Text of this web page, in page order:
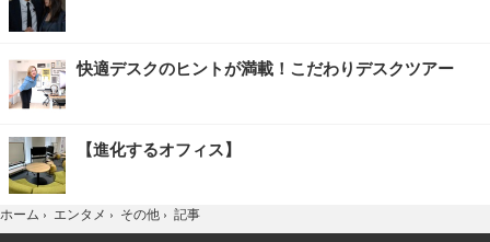
快適デスクのヒントが満載！こだわりデスクツアー
【進化するオフィス】
ホーム › エンタメ › その他 › 記事